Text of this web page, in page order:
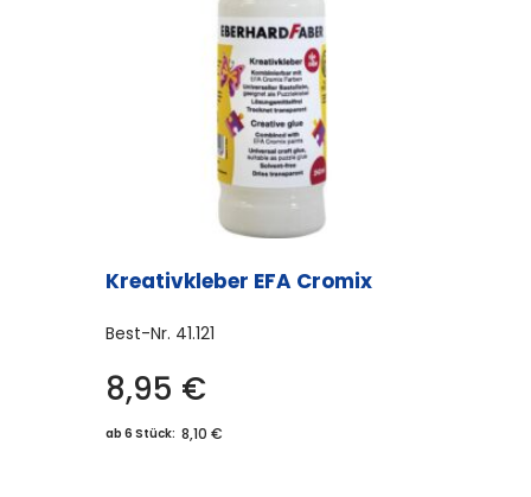
Kreativkleber EFA Cromix
Best-Nr. 41.121
8,95 €
ab 6 Stück: 8,10 €